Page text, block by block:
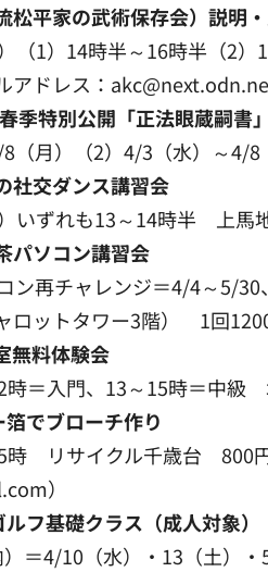
平家の武術保存会）説明
（1）14時半～16時半（2
アドレス：
特別公開「正法眼蔵嗣書
8（月）（2）4/3（水）～4/
社交ダンス講習会
いずれも13～14時半 上馬
パソコン講習会
ン再チャレンジ＝4/4～5/
ロットタワー3階） 1回
無料体験会
＝入門、13～15時＝中級
でブローチ作り
時 リサイクル千歳台 800
）
フ基礎クラス（成人対象）
）＝4/10（水）・13（土）